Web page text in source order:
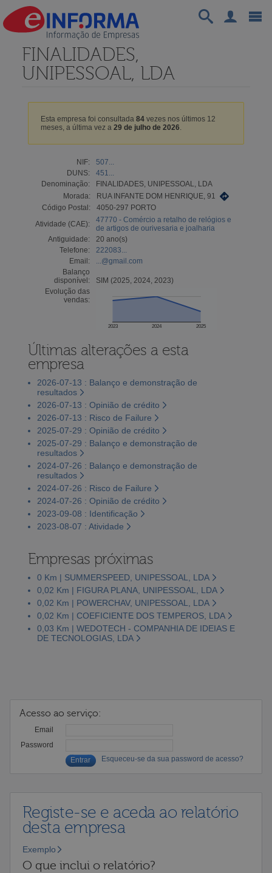
FINALIDADES,
UNIPESSOAL, LDA
Esta empresa foi consultada 84vezes nos últimos 12
meses, a última vez a 29 de julho de 2026.
NIF:
507...
DUNS:
451...
Denominação:
FINALIDADES, UNIPESSOAL, LDA
Morada:
RUA INFANTE DOM HENRIQUE, 91
Código Postal:
4050-297 PORTO
Atividade (CAE):
47770 - Comércio a retalho de relógios e
de artigos de ourivesaria e joalharia
Antiguidade:
20 ano(s)
Telefone:
222083...
Email:
...@gmail.com
Balanço
disponível:
SIM (2025, 2024, 2023)
Evolução das
vendas:
2023 2024 2025
Últimas alterações a esta
empresa
2026-07-13 : Balanço e demonstração de
resultados
2026-07-13 : Opinião de crédito
2026-07-13 : Risco de Failure
2025-07-29 : Opinião de crédito
2025-07-29 : Balanço e demonstração de
resultados
2024-07-26 : Balanço e demonstração de
resultados
2024-07-26 : Risco de Failure
2024-07-26 : Opinião de crédito
2023-09-08 : Identificação
2023-08-07 : Atividade
Empresas próximas
0 Km | SUMMERSPEED, UNIPESSOAL, LDA
0,02 Km | FIGURA PLANA, UNIPESSOAL, LDA
0,02 Km | POWERCHAV, UNIPESSOAL, LDA
0,02 Km | COEFICIENTE DOS TEMPEROS, LDA
0,03 Km | WEDOTECH - COMPANHIA DE IDEIAS E
DE TECNOLOGIAS, LDA
Acesso ao serviço:
Email
Password
Esqueceu-se da sua password de acesso?
Registe-se e aceda ao relatório
desta empresa
Exemplo
O que inclui o relatório?